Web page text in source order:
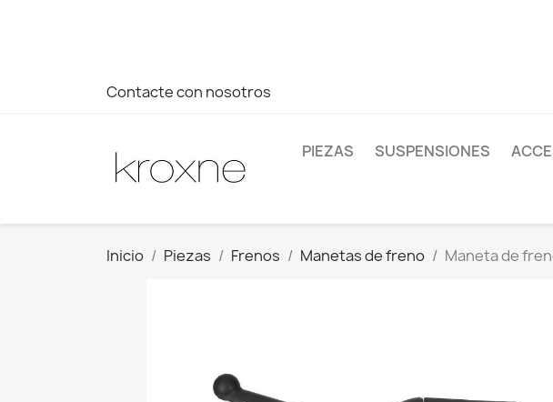
Contacte con nosotros
PIEZAS SUSPENSIONES
Inicio Piezas Frenos Manetas de freno Maneta de